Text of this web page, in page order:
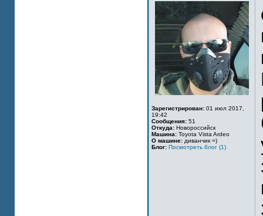
Зарегистрирован: 01 июл 2017,
19:42
Сообщения: 51
Откуда: Новороссийск
Машина: Toyota Vista Ardeo
О машине: диванчик =)
Блог: Посмотреть блог (1)